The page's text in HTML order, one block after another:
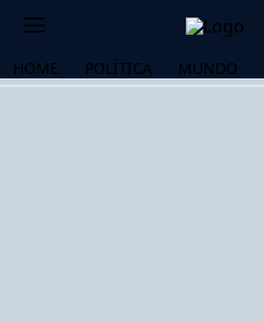
HOME POLÍTICA MUNDO